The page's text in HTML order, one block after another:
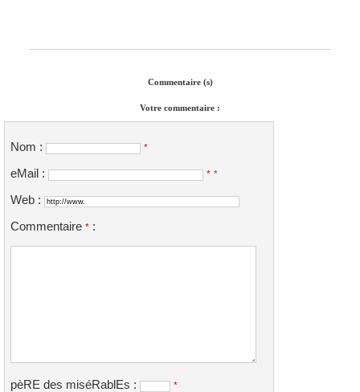
Commentaire (s)
Votre commentaire :
Nom : *
eMail : * *
Web :
Commentaire * :
pèRE des miséRablEs : *